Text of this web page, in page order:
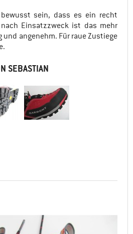
sein, dass es ein recht
Einsatzzweck ist das mehr
angenehm. Für raue Zustiege
SEBASTIAN